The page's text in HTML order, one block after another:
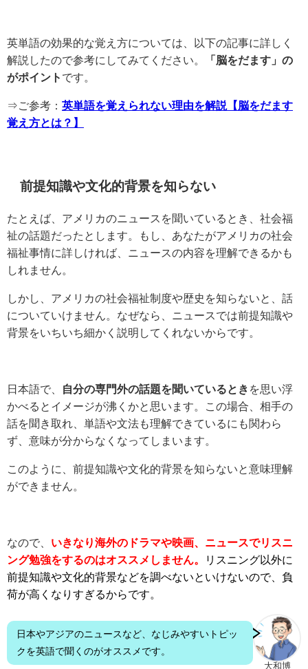
英単語の効果的な覚え方については、以下の記事に詳しく
解説したので参考にしてみてください。
「脳をだます」の
がポイント です。
⇒ご参考： 英単語を覚えられない理由を解説【脳をだます
覚え方とは？】
前提知識や文化的背景を知らない
たとえば、アメリカのニュースを聞いているとき、社会福
祉の話題だったとします。もし、あなたがアメリカの社会
福祉事情に詳しければ、ニュースの内容を理解できるかも
しれません。
しかし、アメリカの社会福祉制度や歴史を知らないと、話
についていけません。なぜなら、ニュースでは前提知識や
背景をいちいち細かく説明してくれないからです。
日本語で、 自分の専門外の話題を聞いているとき を思い浮
かべるとイメージが沸くかと思います。この場合、相手の
話を聞き取れ、単語や文法も理解できているにも関わら
ず、意味が分からなくなってしまいます。
このように、前提知識や文化的背景を知らないと意味理解
ができません。
なので、 いきなり海外のドラマや映画、ニュースでリスニ
ング勉強をするのはオススメしません。
リスニング以外に
前提知識や文化的背景などを調べないといけないので、負
荷が高くなりすぎるからです。
大和博
日本やアジアのニュースなど、なじみやすいトピッ
クを英語で聞くのがオススメです。